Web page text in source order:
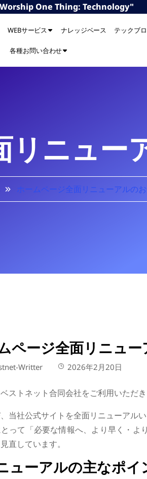
One Thing: Technology"
WEBサービス ナレッジベース テックブ
各種お問い合わせ
リニュー
ホームページ全面リニューアルの
ページ全面リニュ
Writter 2026年2月20日
ストネット合同会社をご利用いただ
当社公式サイトを全面リニューアルい
って「必要な情報へ、より早く・
直しています。
ューアルの主なポイ